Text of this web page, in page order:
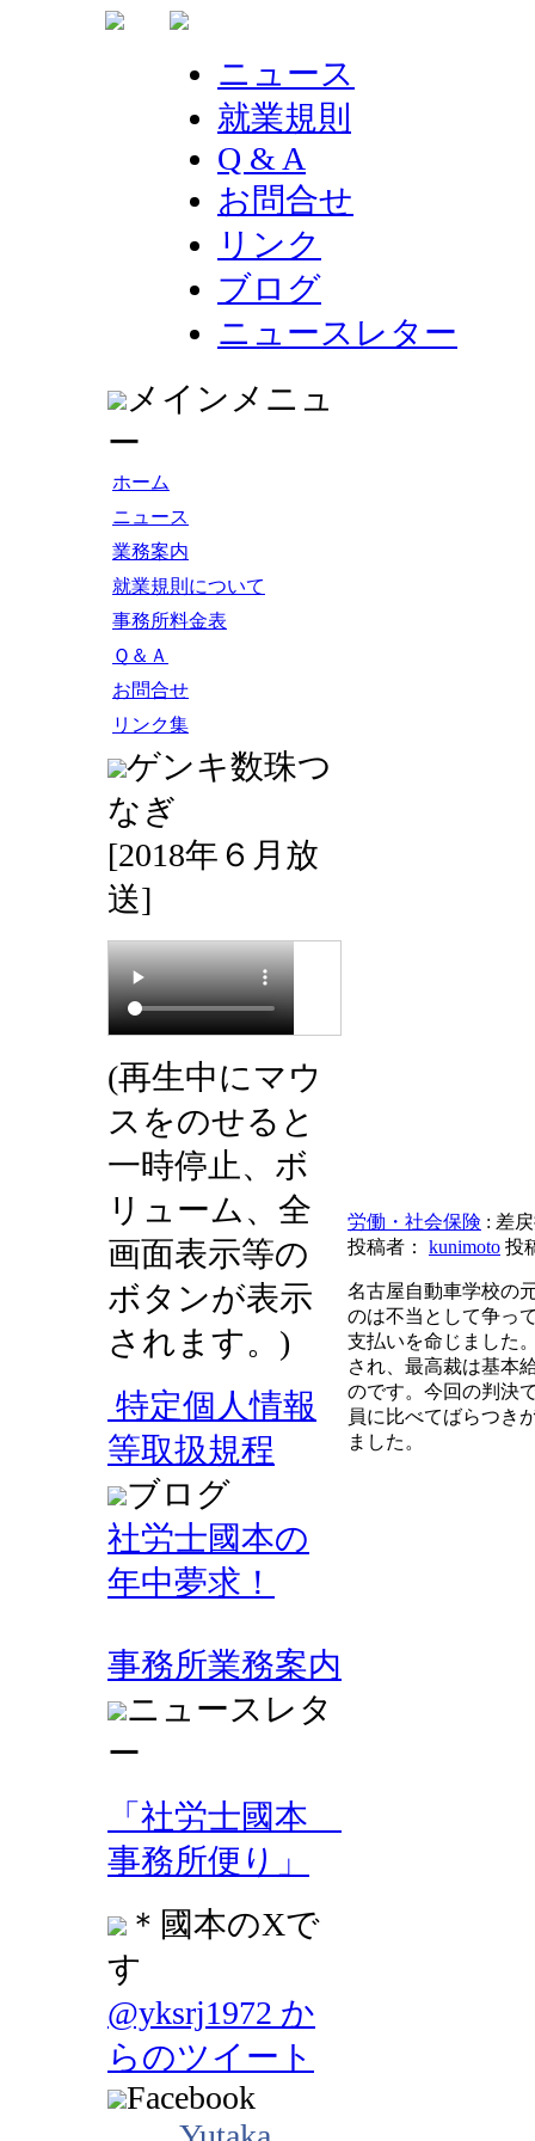
ニュース
就業規則
Q & A
お問合せ
リンク
ブログ
ニュースレター
メインメニュ
ー
ホーム
ニュース
業務案内
就業規則について
事務所料金表
Ｑ＆Ａ
お問合せ
リンク集
ゲンキ数珠つ
なぎ
[2018年６月放
送]
(再生中にマウ
スをのせると
一時停止、ボ
リューム、全
画面表示等の
ボタンが表示
されます。)
特定個人情報
等取扱規程
ブログ
社労士國本の
年中夢求！
事務所業務案内
ニュースレタ
ー
「社労士國本
事務所便り」
＊國本のXで
す
@yksrj1972 か
らのツイート
Facebook
労働・社会保険 : 差
投稿者： kunimoto 投
名古屋自動車学校の
のは不当として争っ
支払いを命じました
され、最高裁は基本
のです。今回の判決
員に比べてばらつき
ました。